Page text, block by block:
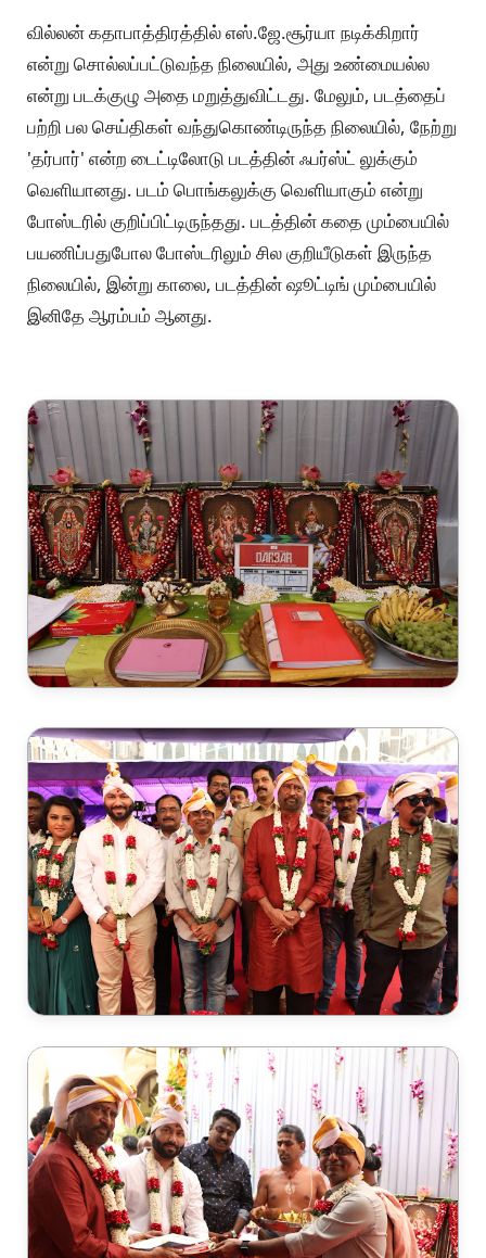
வில்லன் கதாபாத்திரத்தில் எஸ்.ஜே.சூர்யா நடிக்கிறார்
என்று சொல்லப்பட்டுவந்த நிலையில், அது உண்மையல்ல
என்று படக்குழு அதை மறுத்துவிட்டது. மேலும், படத்தைப்
பற்றி பல செய்திகள் வந்துகொண்டிருந்த நிலையில், நேற்று
'தர்பார்' என்ற டைட்டிலோடு படத்தின் ஃபர்ஸ்ட் லுக்கும்
வெளியானது. படம் பொங்கலுக்கு வெளியாகும் என்று
போஸ்டரில் குறிப்பிட்டிருந்தது. படத்தின் கதை மும்பையில்
பயணிப்பதுபோல போஸ்டரிலும் சில குறியீடுகள் இருந்த
நிலையில், இன்று காலை, படத்தின் ஷூட்டிங் மும்பையில்
இனிதே ஆரம்பம் ஆனது.